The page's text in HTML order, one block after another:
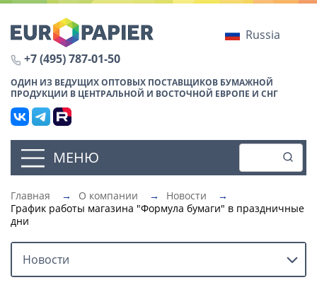
Russia
+7 (495) 787-01-50
ОДИН ИЗ ВЕДУЩИХ ОПТОВЫХ ПОСТАВЩИКОВ БУМАЖНОЙ
ПРОДУКЦИИ В ЦЕНТРАЛЬНОЙ И ВОСТОЧНОЙ ЕВРОПЕ И СНГ
МЕНЮ
Главная → О компании → Новости
→
График работы магазина "Формула бумаги" в праздничные
дни
Новости